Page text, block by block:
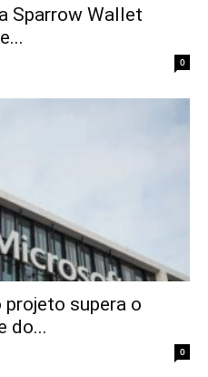
Sparrow Wallet
0
projeto supera o
do...
0